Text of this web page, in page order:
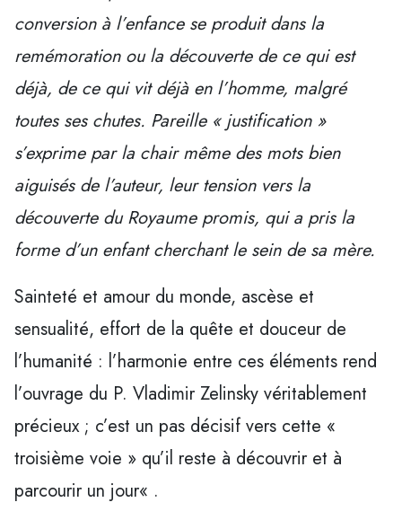
conversion à l’enfance se produit dans la
remémoration ou la découverte de ce qui est
déjà, de ce qui vit déjà en l’homme, malgré
toutes ses chutes. Pareille « justification »
s’exprime par la chair même des mots bien
aiguisés de l’auteur, leur tension vers la
découverte du Royaume promis, qui a pris la
forme d’un enfant cherchant le sein de sa mère.
Sainteté et amour du monde, ascèse et
sensualité, effort de la quête et douceur de
l’humanité : l’harmonie entre ces éléments rend
l’ouvrage du P. Vladimir Zelinsky véritablement
précieux ; c’est un pas décisif vers cette «
troisième voie » qu’il reste à découvrir et à
parcourir un jour« .